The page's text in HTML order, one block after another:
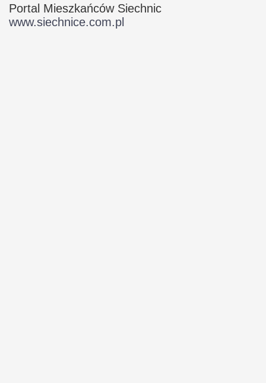
Portal Mieszkańców Siechnic
www.siechnice.com.pl